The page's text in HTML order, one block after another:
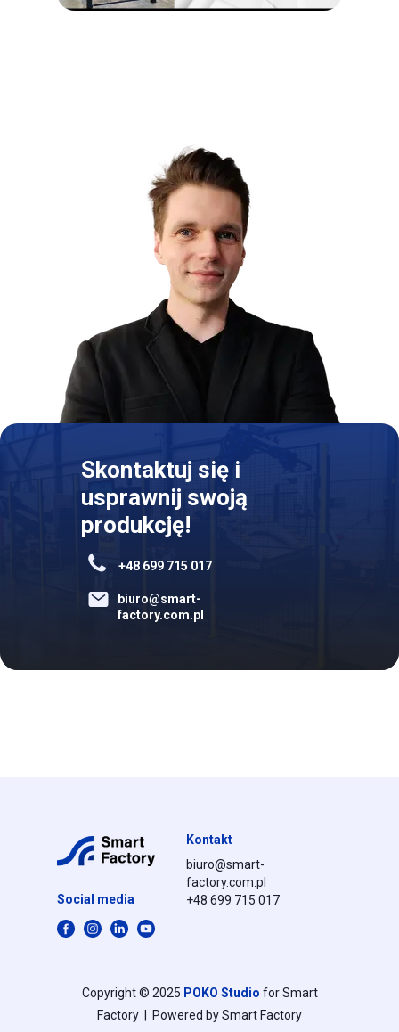
Skontaktuj się i
usprawnij swoją
produkcję!
+48 699 715 017
biuro@smart-
factory.com.pl
biuro@smart-
factory.com.pl
+48 699 715 017
Kontakt
Social media
Copyright © 2025 POKO Studio for Smart
Factory | Powered by Smart Factory